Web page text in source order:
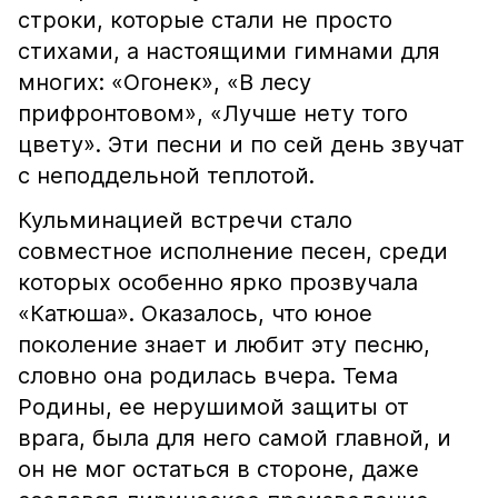
строки, которые стали не просто
стихами, а настоящими гимнами для
многих: «Огонек», «В лесу
прифронтовом», «Лучше нету того
цвету». Эти песни и по сей день звучат
с неподдельной теплотой.
Кульминацией встречи стало
совместное исполнение песен, среди
которых особенно ярко прозвучала
«Катюша». Оказалось, что юное
поколение знает и любит эту песню,
словно она родилась вчера. Тема
Родины, ее нерушимой защиты от
врага, была для него самой главной, и
он не мог остаться в стороне, даже